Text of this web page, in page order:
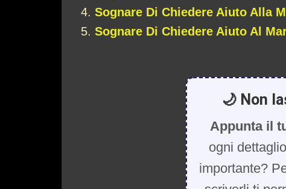
Sognare Di Chiedere Aiuto Alla
Sognare Di Chiedere Aiuto Al
🌙 Non
Appunta il
ogni
importante?